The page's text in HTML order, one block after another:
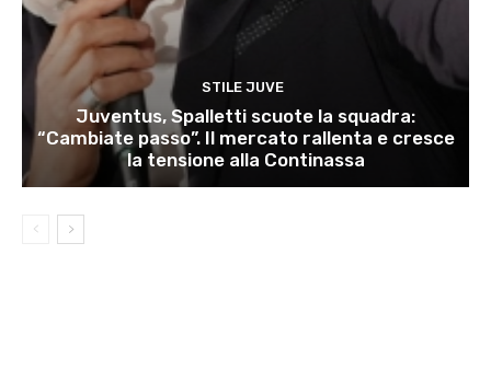
STILE JUVE
Juventus, Spalletti scuote la squadra:
“Cambiate passo”. Il mercato rallenta e cresce
la tensione alla Continassa